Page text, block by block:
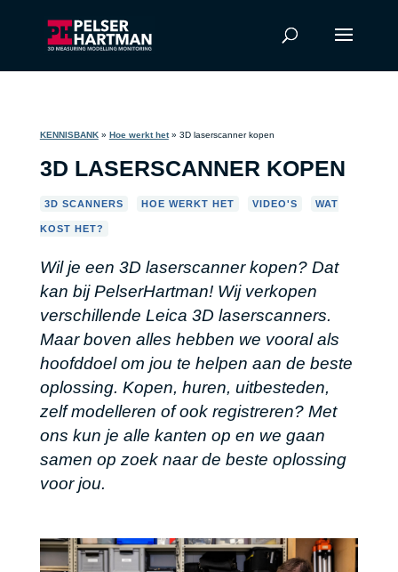
KENNISBANK» Hoe werkt het» 3D laserscanner kopen
3D LASERSCANNER KOPEN
3D SCANNERS HOE WERKT HET VIDEO'S WAT
KOST HET?
Wil je een 3D laserscanner kopen? Dat
kan bij PelserHartman! Wij verkopen
verschillende Leica 3D laserscanners.
Maar boven alles hebben we vooral als
hoofddoel om jou te helpen aan de beste
oplossing. Kopen, huren, uitbesteden,
zelf modelleren of ook registreren? Met
ons kun je alle kanten op en we gaan
samen op zoek naar de beste oplossing
voor jou.